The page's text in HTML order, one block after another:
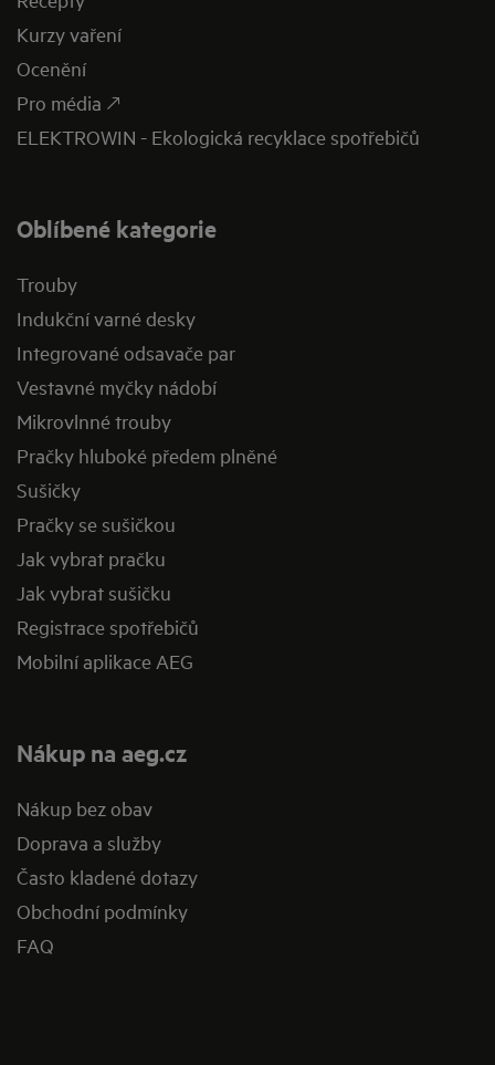
Kurzy vaření
Ocenění
Pro média 🡕
ELEKTROWIN - Ekologická recyklace spotřebičů
Oblíbené kategorie
Trouby
Indukční varné desky
Integrované odsavače par
Vestavné myčky nádobí
Mikrovlnné trouby
Pračky hluboké předem plněné
Sušičky
Pračky se sušičkou
Jak vybrat pračku
Jak vybrat sušičku
Registrace spotřebičů
Mobilní aplikace AEG
Nákup na aeg.cz
Nákup bez obav
Doprava a služby
Často kladené dotazy
Obchodní podmínky
FAQ